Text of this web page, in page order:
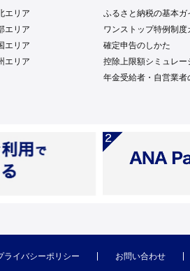
エリア
エリア
エリア
エリア
ふるさと納税の基本ガ
ワンストップ特例制度
確定申告のしかた
控除上限額シミュレー
年金受給者・自営業者
ライバシーポリシー お問い合わせ